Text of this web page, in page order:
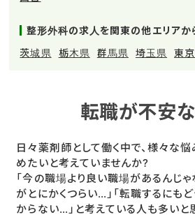
整形外科の求人を関東の他エリアか
茨城県
栃木県 群馬県 埼玉県 東
転職が不安
日々薬剤師として働く中で、様々な
めたいと考えていませんか?
「今の職場より良い職場があるんじ
がとにかくつらい…」「転職するにも
からない…」と考えている人も多いと